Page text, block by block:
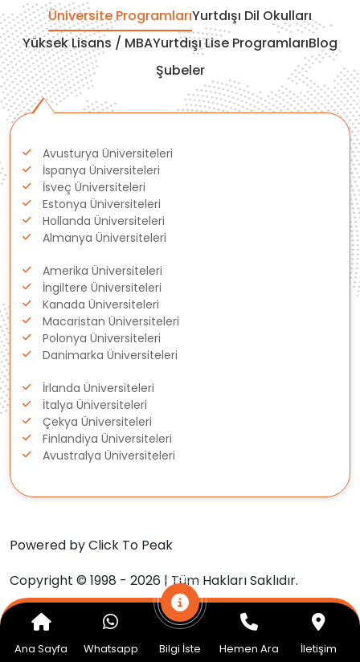
İrlanda
İsviçre
Polonya
Fransa
Litvanya
Letonya
Gürcistan
Estonya
İsveç
Danimarka
Avustralya
İrlanda
Üniversite ProgramlarıYurtdışı Dil Okulları
Yüksek Lisans / MBAYurtdışı Lise ProgramlarıBlog
Şubeler
Avusturya Üniversiteleri
İspanya Üniversiteleri
İsveç Üniversiteleri
Estonya Üniversiteleri
Hollanda Üniversiteleri
Almanya Üniversiteleri
Amerika Üniversiteleri
İngiltere Üniversiteleri
Kanada Üniversiteleri
Macaristan Üniversiteleri
Polonya Üniversiteleri
Danimarka Üniversiteleri
İrlanda Üniversiteleri
İtalya Üniversiteleri
Çekya Üniversiteleri
Finlandiya Üniversiteleri
Avustralya Üniversiteleri
Powered by Click To Peak
Copyright © 1998 - 2026 | Tüm Hakları Saklıdır.
Ana Sayfa Whatsapp Bilgi İste Hemen Ara İletişim